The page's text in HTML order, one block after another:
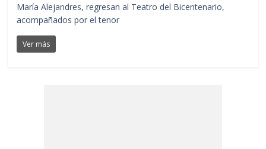
María Alejandres, regresan al Teatro del Bicentenario,
acompañados por el tenor
Ver más